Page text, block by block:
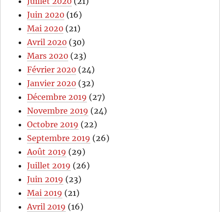
Juin 2020 (16)
Mai 2020 (21)
Avril 2020 (30)
Mars 2020 (23)
Février 2020 (24)
Janvier 2020 (32)
Décembre 2019 (27)
Novembre 2019 (24)
Octobre 2019 (22)
Septembre 2019 (26)
Août 2019 (29)
Juillet 2019 (26)
Juin 2019 (23)
Mai 2019 (21)
Avril 2019 (16)